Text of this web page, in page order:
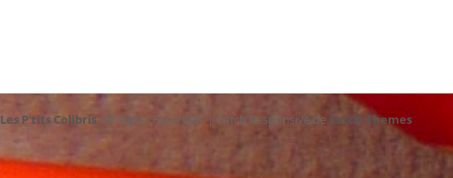
Les P'tits Colibris. All Rights Reserved. | Catch Responsive de Catch Themes